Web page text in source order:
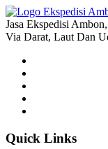
Jasa Ekspedisi
Via Darat, Laut Dan
Quick Links